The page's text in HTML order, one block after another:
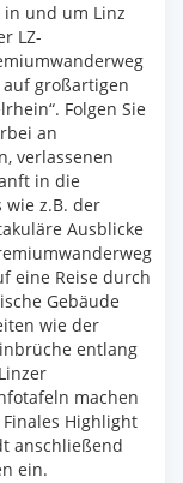
und um Linz
LZ-
auf großartigen
Folgen Sie
an
verlassenen
in die
wie z.B. der
Ausblicke
eine Reise durch
Gebäude
wie der
entlang
machen
Highlight
anschließend
ein.